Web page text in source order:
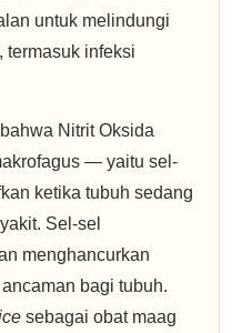
untuk melindungi
termasuk infeksi
Nitrit Oksida
— yaitu sel-
ketika tubuh sedang
Sel-sel
menghancurkan
bagi tubuh.
sebagai obat maag